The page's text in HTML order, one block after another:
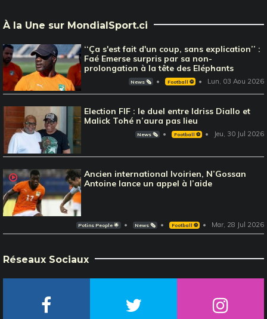
À la Une sur MondialSport.ci
‘‘Ça s'est fait d'un coup, sans explication’’ :
Faé Emerse surpris par sa non-
prolongation à la tête des Eléphants
News 🗞️ Football ⚽️ Lun, 03 Aou 2026
Election FIF : le duel entre Idriss Diallo et
Malick Tohé n’aura pas lieu
News 🗞️ Football ⚽️ Jeu, 30 Jul 2026
Ancien international Ivoirien, N’Gossan
Antoine lance un appel à l’aide
Potins People 🌟 News 🗞️ Football ⚽️ Mar, 28 Jul 2026
Réseaux Sociaux